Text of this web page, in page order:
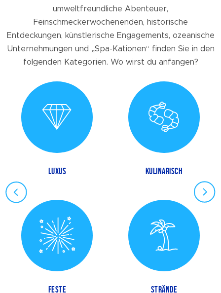
umweltfreundliche Abenteuer,
Feinschmeckerwochenenden, historische
Entdeckungen, künstlerische Engagements, ozeanische
Unternehmungen und „Spa-Kationen“ finden Sie in den
folgenden Kategorien. Wo wirst du anfangen?
LUXUS
FESTE
KULINARISCH
STRÄNDE